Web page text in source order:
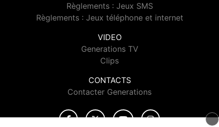
Règlements : Jeux SMS
Règlements : Jeux téléphone et internet
VIDEO
Generations TV
Clips
CONTACTS
Contacter Generations